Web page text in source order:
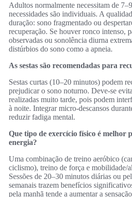
Adultos normalmente necessitam de
necessidades são individuais. A
duração: sono fragmentado ou
recuperação. Se houver ronco intenso,
observadas ou sonolência diurna
distúrbios do sono como a apneia.
As sestas são recomendadas para
Sestas curtas (10–20 minutos) podem
prejudicar o sono noturno. Deve‑se
realizadas muito tarde, pois podem
à noite. Integrar micro‑descansos
reduzir fadiga mental.
Que tipo de exercício físico é melhor
energia?
Uma combinação de treino aeróbico
ciclismo), treino de força e mobilidade/
Sessões de 20–30 minutos diárias ou
semanais trazem benefícios
pela manhã tende a aumentar a